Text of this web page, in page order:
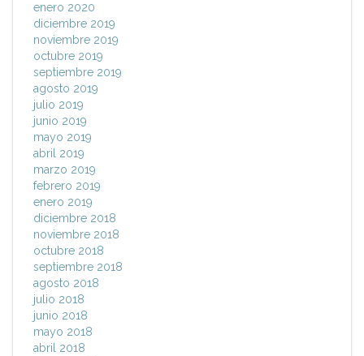
enero 2020
diciembre 2019
noviembre 2019
octubre 2019
septiembre 2019
agosto 2019
julio 2019
junio 2019
mayo 2019
abril 2019
marzo 2019
febrero 2019
enero 2019
diciembre 2018
noviembre 2018
octubre 2018
septiembre 2018
agosto 2018
julio 2018
junio 2018
mayo 2018
abril 2018